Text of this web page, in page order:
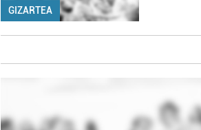
GIZARTEA